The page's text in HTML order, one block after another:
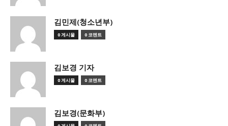
김민제(청소년부)
0 게시물 0 코멘트
김보경 기자
0 게시물 0 코멘트
김보경(문화부)